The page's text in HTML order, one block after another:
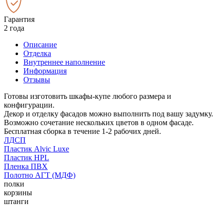
Гарантия
2 года
Описание
Отделка
Внутреннее наполнение
Информация
Отзывы
Готовы изготовить шкафы-купе любого размера и
конфигурации.
Декор и отделку фасадов можно выполнить под вашу задумку.
Возможно сочетание нескольких цветов в одном фасаде.
Бесплатная сборка в течение 1-2 рабочих дней.
ЛДСП
Пластик Alvic Luxe
Пластик HPL
Пленка ПВХ
Полотно АГТ (МДФ)
полки
корзины
штанги